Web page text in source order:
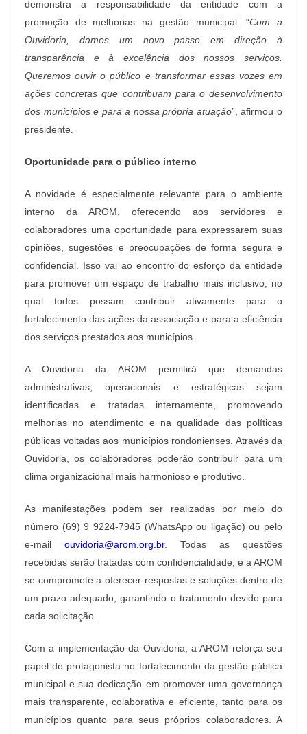
demonstra a responsabilidade da entidade com a
promoção de melhorias na gestão municipal. “Com a
Ouvidoria, damos um novo passo em direção à
transparência e à excelência dos nossos serviços.
Queremos ouvir o público e transformar essas vozes em
ações concretas que contribuam para o desenvolvimento
dos municípios e para a nossa própria atuação”, afirmou o
presidente.
Oportunidade para o público interno
A novidade é especialmente relevante para o ambiente
interno da AROM, oferecendo aos servidores e
colaboradores uma oportunidade para expressarem suas
opiniões, sugestões e preocupações de forma segura e
confidencial. Isso vai ao encontro do esforço da entidade
para promover um espaço de trabalho mais inclusivo, no
qual todos possam contribuir ativamente para o
fortalecimento das ações da associação e para a eficiência
dos serviços prestados aos municípios.
A Ouvidoria da AROM permitirá que demandas
administrativas, operacionais e estratégicas sejam
identificadas e tratadas internamente, promovendo
melhorias no atendimento e na qualidade das políticas
públicas voltadas aos municípios rondonienses. Através da
Ouvidoria, os colaboradores poderão contribuir para um
clima organizacional mais harmonioso e produtivo.
As manifestações podem ser realizadas por meio do
número (69) 9 9224-7945 (WhatsApp ou ligação) ou pelo
e-mail ouvidoria@arom.org.br. Todas as questões
recebidas serão tratadas com confidencialidade, e a AROM
se compromete a oferecer respostas e soluções dentro de
um prazo adequado, garantindo o tratamento devido para
cada solicitação.
Com a implementação da Ouvidoria, a AROM reforça seu
papel de protagonista no fortalecimento da gestão pública
municipal e sua dedicação em promover uma governança
mais transparente, colaborativa e eficiente, tanto para os
municípios quanto para seus próprios colaboradores. A